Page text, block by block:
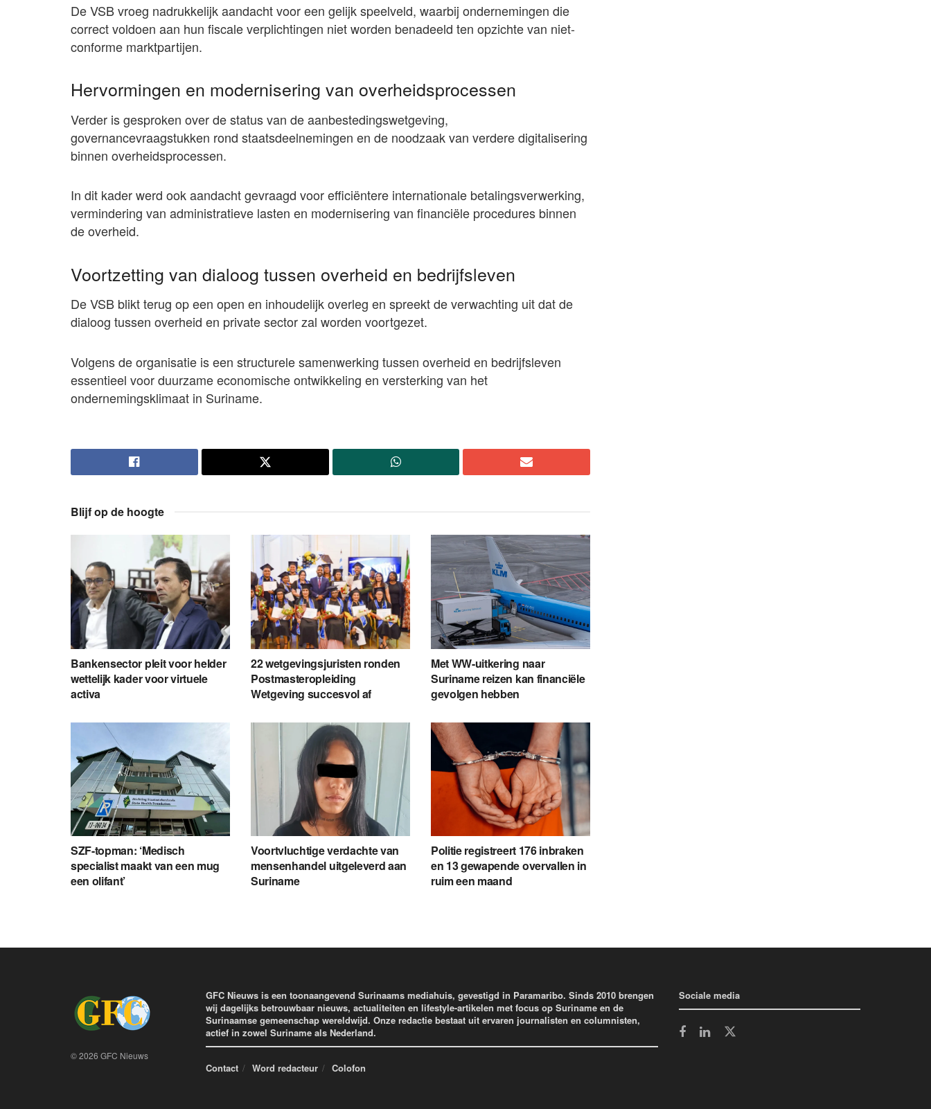
De VSB vroeg nadrukkelijk aandacht voor een gelijk speelveld, waarbij ondernemingen die
correct voldoen aan hun fiscale verplichtingen niet worden benadeeld ten opzichte van niet-
conforme marktpartijen.
Hervormingen en modernisering van overheidsprocessen
Verder is gesproken over de status van de aanbestedingswetgeving,
governancevraagstukken rond staatsdeelnemingen en de noodzaak van verdere digitalisering
binnen overheidsprocessen.
In dit kader werd ook aandacht gevraagd voor efficiëntere internationale betalingsverwerking,
vermindering van administratieve lasten en modernisering van financiële procedures binnen
de overheid.
Voortzetting van dialoog tussen overheid en bedrijfsleven
De VSB blikt terug op een open en inhoudelijk overleg en spreekt de verwachting uit dat de
dialoog tussen overheid en private sector zal worden voortgezet.
Volgens de organisatie is een structurele samenwerking tussen overheid en bedrijfsleven
essentieel voor duurzame economische ontwikkeling en versterking van het
ondernemingsklimaat in Suriname.
Blijf op de hoogte
Bankensector pleit voor helder
wettelijk kader voor virtuele
activa
22 wetgevingsjuristen ronden
Postmasteropleiding
Wetgeving succesvol af
Met WW-uitkering naar
Suriname reizen kan financiële
gevolgen hebben
SZF-topman: ‘Medisch
specialist maakt van een mug
een olifant’
Voortvluchtige verdachte van
mensenhandel uitgeleverd aan
Suriname
Politie registreert 176 inbraken
en 13 gewapende overvallen in
ruim een maand
© 2026 GFC Nieuws
GFC Nieuws is een toonaangevend Surinaams mediahuis, gevestigd in Paramaribo. Sinds 2010 brengen
wij dagelijks betrouwbaar nieuws, actualiteiten en lifestyle-artikelen met focus op Suriname en de
Surinaamse gemeenschap wereldwijd. Onze redactie bestaat uit ervaren journalisten en columnisten,
actief in zowel Suriname als Nederland.
Contact Word redacteur Colofon
Sociale media